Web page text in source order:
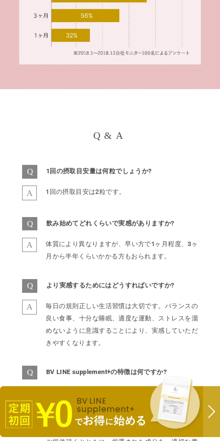
s
ハ
Q&A
Q 1回の摂取目安量は何粒でしょうか?
A 1回の摂取目安は2粒です。
Q 飲み始めてどれくらいで実感がありますか?
A
体質により異なりますが、早い方で1ヶ月程度、3ヶ
月から半年くらいかかる方もおられます。
Q より実感するためにはどうすればいですか?
A
毎日の規則正しい生活習慣は大切です。バランスの
良い食事、十分な睡眠、適度な運動、ストレスを溜
めないように意識することにより、実感していただ
きやすくなります。
Q BV LINE supplement+の特徴は何ですか?
体への優しさにこだわっているため、プエラリアや
ブラックコホシュは使用しておりません。 代わり
に、結果を実感していただくために、品質の高い、
国内メーカーより主成分の自然由来のエラスチンを